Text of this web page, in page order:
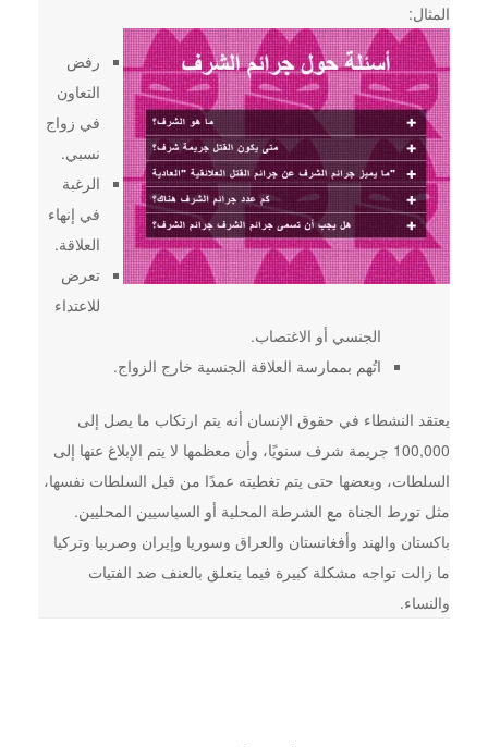
المثال:
رفض
التعاون
في زواج
نسبي.
الرغبة
في إنهاء
العلاقة.
تعرض
للاعتداء
الجنسي أو الاغتصاب.
اتُهم بممارسة العلاقة الجنسية خارج الزواج.
يعتقد النشطاء في حقوق الإنسان أنه يتم ارتكاب ما يصل إلى
100,000 جريمة شرف سنويًا، وأن معظمها لا يتم الإبلاغ عنها إلى
السلطات، وبعضها حتى يتم تغطيته عمدًا من قبل السلطات نفسها،
مثل تورط الجناة مع الشرطة المحلية أو السياسيين المحليين.
باكستان والهند وأفغانستان والعراق وسوريا وإيران وصربيا وتركيا
ما زالت تواجه مشكلة كبيرة فيما يتعلق بالعنف ضد الفتيات
والنساء.